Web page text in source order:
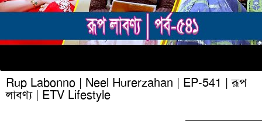
Rup Labonno | Neel Hurerzahan | EP-541 | রূপ
লাবণ্য | ETV Lifestyle